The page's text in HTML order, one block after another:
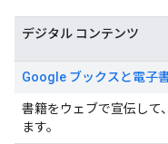
デジタル コンテンツ
Google ブックスと電子
書籍をウェブで宣伝して
ます。